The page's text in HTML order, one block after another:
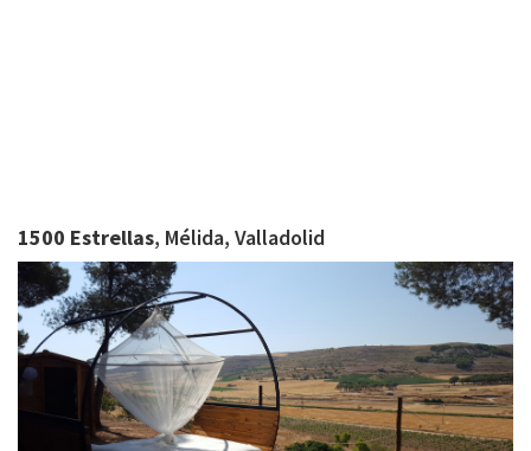
1500 Estrellas, Mélida, Valladolid